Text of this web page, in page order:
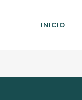
INICIO